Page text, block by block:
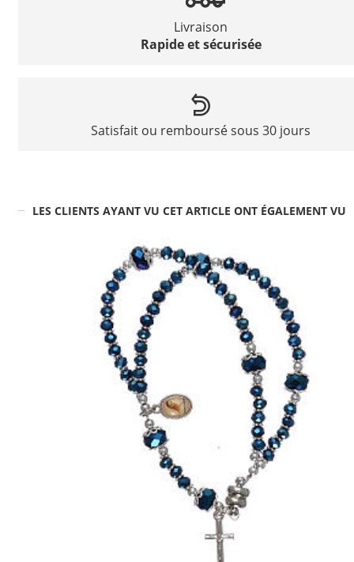
Livraison
Rapide et sécurisée
Satisfait ou remboursé sous 30 jours
LES CLIENTS AYANT VU CET ARTICLE ONT ÉGALEMENT VU